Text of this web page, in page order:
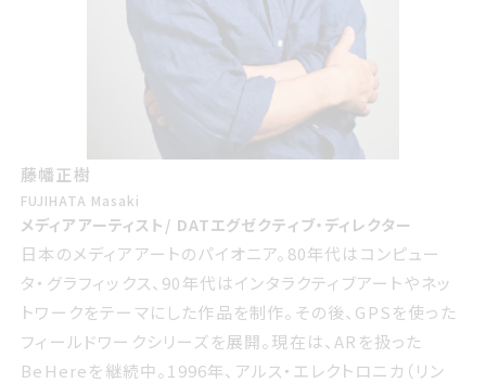
藤幡正樹
FUJIHATA Masaki
メディアアーティスト/ DATエグゼクティブ・ディレクター
日本のメディアアートのパイオニア。80年代はコンピュー
タ・グラフィックス、90年代はインタラクティブアートやネッ
トワークをテーマにした作品を制作。その後、GPSを使った
フィールドワークシリーズを展開。現在は、ARを扱った
BeHereを継続中。1996年、アルス・エレクトロニカ（リン